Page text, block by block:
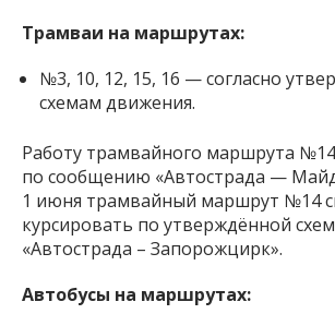
Трамваи на маршрутах:
№3, 10, 12, 15, 16 — согласно
схемам движения.
Работу трамвайного маршрута
по сообщению «Автострада —
1 июня трамвайный маршрут №14
курсировать по утверждённой
«Автострада – Запорожцирк».
Автобусы на маршрутах: